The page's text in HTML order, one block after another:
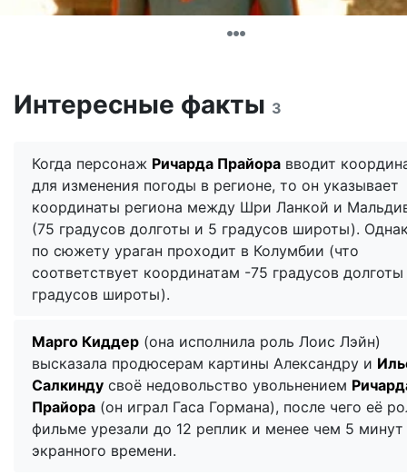
Интересные факты 3
Когда персонаж Ричарда Прайора вводит
для изменения погоды в регионе, то он указывает
координаты региона между Шри Ланкой и
(75 градусов долготы и 5 градусов широты).
по сюжету ураган проходит в Колумбии (что
соответствует координатам -75 градусов
градусов широты).
Марго Киддер (она исполнила роль Лоис Лэйн)
высказала продюсерам картины Александру и
Салкинду своё недовольство увольнением
Прайора (он играл Гаса Гормана), после чего её
фильме урезали до 12 реплик и менее чем 5 минут
экранного времени.